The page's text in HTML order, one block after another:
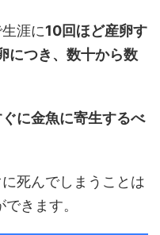
涯に10回ほど産卵す
につき、数十から数
に金魚に寄生するべ
死んでしまうことは
きます。